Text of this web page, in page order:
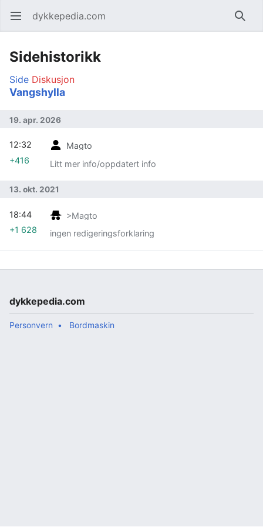
Åpne hovedmenyen dykkepedia.com Søk
Sidehistorikk
Side Diskusjon
Vangshylla
19. apr. 2026
Magto
Litt mer info/oppdatert info
12:32
+416
13. okt. 2021
>Magto
ingen redigeringsforklaring
18:44
+1 628
dykkepedia.com
Personvern Bordmaskin